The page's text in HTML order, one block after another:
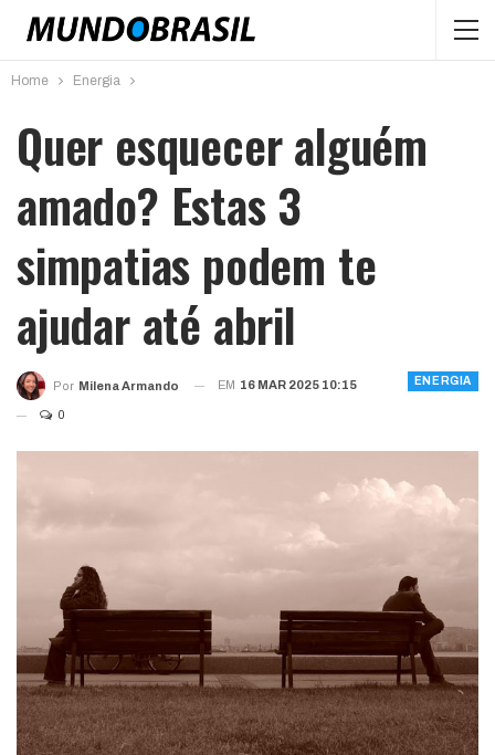
Home Energia
Quer esquecer alguém
amado? Estas 3
simpatias podem te
ajudar até abril
ENERGIA
Por Milena Armando EM 16 MAR 2025 10:15
0